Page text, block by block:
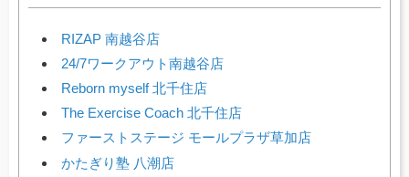
RIZAP 南越谷店
24/7ワークアウト南越谷店
Reborn myself 北千住店
The Exercise Coach 北千住店
ファーストステージ モールプラザ草加店
かたぎり塾 八潮店